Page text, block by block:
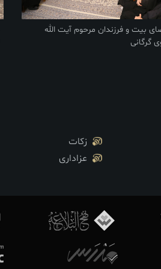
بیت و فرزندان مرحوم آیت الله
گرگانی
زکات
عزاداری